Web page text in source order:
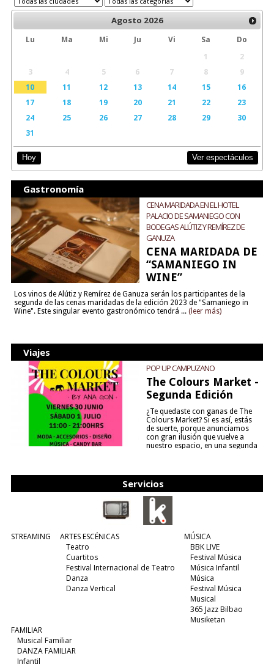
Agosto 2026
Lu Ma Mi Ju Vi Sa
Do
1
2
3
4 5 6 7 8
9
10
11 12 13 14 15
16
17
18 19 20 21 22
23
24
25 26 27 28 29
30
31
Hoy Ver espectáculos
Gastronomía
CENA MARIDADA EN EL HOTEL
PALACIO DE SAMANIEGO CON
BODEGAS ALÚTIZ Y REMÍREZ DE
GANUZA
CENA MARIDADA DE
“SAMANIEGO IN
WINE”
Los vinos de Alútiz y Remírez de Ganuza serán los participantes de la
segunda de las cenas maridadas de la edición 2023 de "Samaniego in
Wine". Este singular evento gastronómico tendrá ... (leer más)
Viajes
POP UP CAMPUZANO
The Colours Market -
Segunda Edición
¿Te quedaste con ganas de The
Colours Market? Si es así, estás
de suerte, porque anunciamos
con gran ilusión que vuelve a
nuestro espacio, en una segunda
Servicios
STREAMING
ARTES ESCÉNICAS
Teatro
Cuartitos
Festival Internacional de Teatro
Danza
Danza Vertical
MÚSICA
BBK LIVE
Festival Música
Música Infantil
Música
Festival Música
Musical
365 Jazz Bilbao
Musiketan
FAMILIAR
Musical Familiar
DANZA FAMILIAR
Infantil